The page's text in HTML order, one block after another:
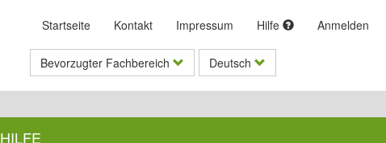
Startseite Kontakt Impressum Hilfe Anmelden
Bevorzugter Fachbereich Deutsch
HILFE